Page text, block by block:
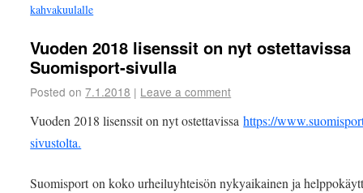
kahvakuulalle
Vuoden 2018 lisenssit on nyt ostettavissa
Suomisport-sivulla
Posted on 7.1.2018 | Leave a comment
Vuoden 2018 lisenssit on nyt ostettavissahttps://
sivustolta.
Suomisport on koko urheiluyhteisön nykyaikainen ja